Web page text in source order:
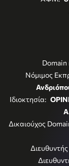
Domain
Νόμιμος
Ιδιοκτησία:
Δικαιούχος